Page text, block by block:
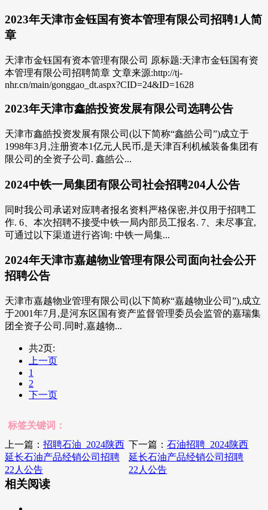
2023年天津市金钰国有资本管理有限公司招聘1人简
章
天津市金钰国有资本管理有限公司 原标题:天津市金钰国有资
本管理有限公司招聘简章 文章来源:http://tj-
nhr.cn/main/gonggao_dt.aspx?CID=24&ID=1628
2023年天津市鑫皓投资发展有限公司选聘公告
天津市鑫皓投资发展有限公司(以下简称“鑫皓公司”)成立于
1998年3月,注册资本1亿元人民币,是天津百利机械装备集团有
限公司的全资子公司. 鑫皓公...
2024中铁一局集团有限公司社会招聘204人公告
同时我公司承诺对应聘者报名资料严格保密,并仅用于招聘工
作. 6、本次招聘不接受中铁一局内部员工报名. 7、未尽事宜,
可通过以下渠道进行咨询: 中铁一局集...
2024年天津市嘉越物业管理有限公司面向社会公开
招聘公告
天津市嘉越物业管理有限公司(以下简称“嘉越物业公司”),成立
于2001年7月,是河东区国有资产监督管理委员会监管的嘉瑞集
团全资子公司.同时,嘉越物...
共2页:
上一页
1
2
下一页
标签关键词：
上一篇： 招聘石油_2024陕西
延长石油产品经销公司招聘
22人公告
下一篇：石油招聘_2024陕西
延长石油产品经销公司招聘
22人公告
相关阅读